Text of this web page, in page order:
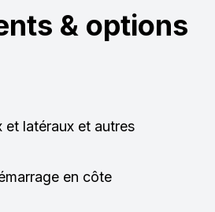
& options
latéraux et autres
en côte